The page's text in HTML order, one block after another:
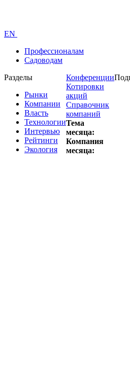
EN
Профессионалам
Садоводам
Разделы
Рынки
Компании
Власть
Технологии
Интервью
Рейтинги
Экология
Конференции
Котировки
акций
Справочник
компаний
Тема
месяца:
Компания
месяца: